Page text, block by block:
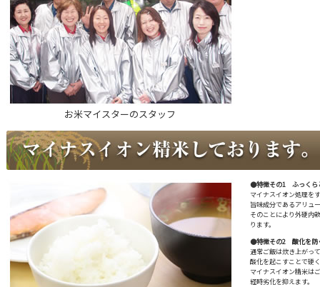
お米マイスターのスタッフ
●特徴その1 ふっくら
マイナスイオン処理を
旨味成分であるアリュ
そのことにより外硬内
ります。
●特徴その2 酸化を防
通常ご飯は炊き上がっ
酸化を起こすことで硬
マイナスイオン精米は
経時劣化を抑えます。